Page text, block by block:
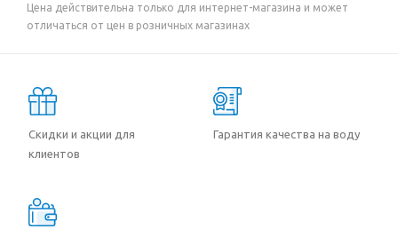
Цена действительна только для интернет-магазина и может
отличаться от цен в розничных магазинах
Скидки и акции для
клиентов
Гарантия качества на воду